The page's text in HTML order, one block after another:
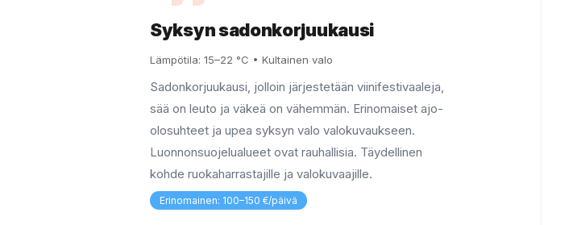
Syksyn sadonkorjuukausi
Lämpötila: 15–22 °C • Kultainen valo
Sadonkorjuukausi, jolloin järjestetään viinifestivaaleja,
sää on leuto ja väkeä on vähemmän. Erinomaiset ajo-
olosuhteet ja upea syksyn valo valokuvaukseen.
Luonnonsuojelualueet ovat rauhallisia. Täydellinen
kohde ruokaharrastajille ja valokuvaajille.
Erinomainen: 100–150 €/päivä